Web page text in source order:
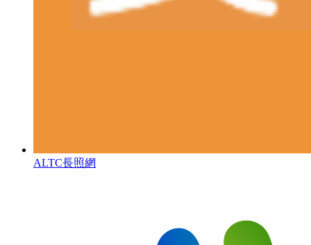
ALTC長照網